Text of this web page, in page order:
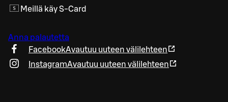
Meillä käy S-Card
Anna palautetta
FacebookAvautuu uuteen välilehteen
InstagramAvautuu uuteen välilehteen